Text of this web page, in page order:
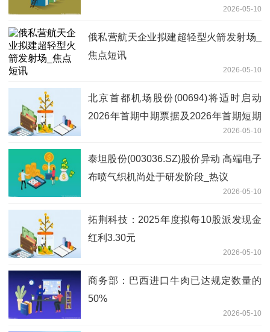
2026-05-10
俄私营航天企业拟建超轻型火箭发射场_
焦点短讯
2026-05-10
北京首都机场股份(00694)将适时启动
2026年首期中期票据及2026年首期短期
2026-05-10
泰坦股份(003036.SZ)股价异动 高端电子
布喷气织机尚处于研发阶段_热议
2026-05-10
拓荆科技：2025年度拟每10股派发现金
红利3.30元
2026-05-10
商务部：巴西进口牛肉已达规定数量的
50%
2026-05-10